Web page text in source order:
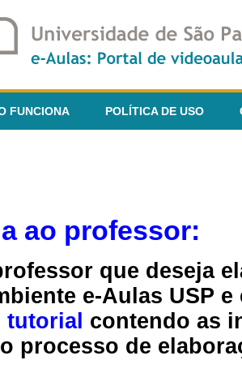
FUNCIONA POLÍTICA DE USO
ao professor:
que deseja
e-Aulas USP
tutorial contendo as
processo de